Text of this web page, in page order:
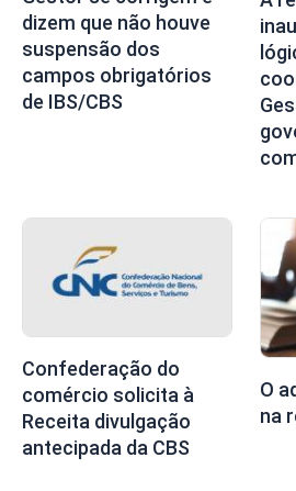
dizem que não houve
suspensão dos
campos obrigatórios
de IBS/CBS
Confederação do
comércio solicita à
Receita divulgação
antecipada da CBS
O
na